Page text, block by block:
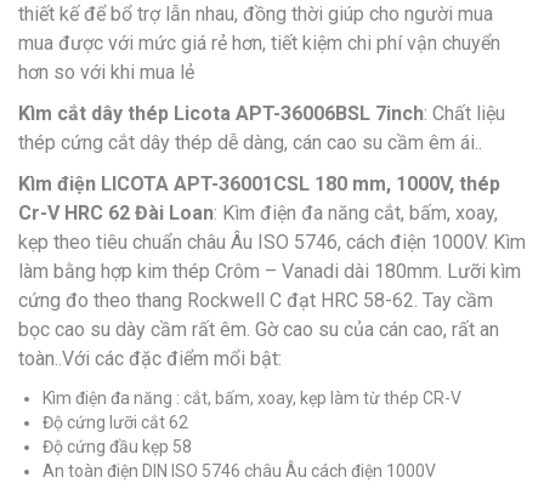
thiết kế để bổ trợ lẫn nhau, đồng thời giúp cho người mua
mua được với mức giá rẻ hơn, tiết kiệm chi phí vận chuyển
hơn so với khi mua lẻ
Kìm cắt dây thép Licota APT-36006BSL 7inch: Chất liệu
thép cứng cắt dây thép dễ dàng, cán cao su cầm êm ái..
Kìm điện LICOTA APT-36001CSL 180 mm, 1000V, thép
Cr-V HRC 62 Đài Loan: Kìm điện đa năng cắt, bấm, xoay,
kẹp theo tiêu chuẩn châu Âu ISO 5746, cách điện 1000V. Kìm
làm bằng hợp kim thép Crôm – Vanadi dài 180mm. Lưỡi kìm
cứng đo theo thang Rockwell C đạt HRC 58-62. Tay cầm
bọc cao su dày cầm rất êm. Gờ cao su của cán cao, rất an
toàn..Với các đặc điểm mổi bật:
Kìm điện đa năng : cắt, bấm, xoay, kẹp làm từ thép CR-V
Độ cứng lưỡi cắt 62
Độ cứng đầu kẹp 58
An toàn điện DIN ISO 5746 châu Âu cách điện 1000V